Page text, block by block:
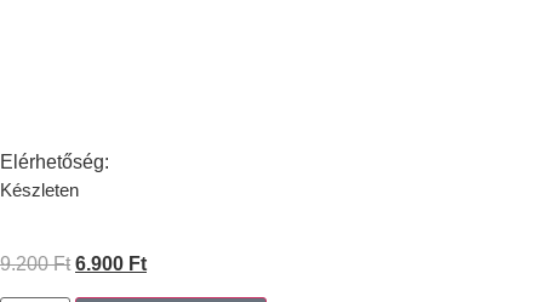
Elérhetőség:
Készleten
9.200Ft 6.900 Ft